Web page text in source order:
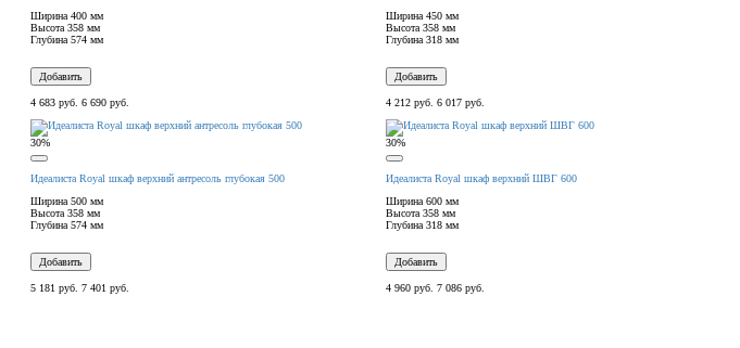
Ширина 400 мм
Высота 358 мм
Глубина 574 мм
Добавить
4 683 руб. 6 690 руб.
Ширина 450 мм
Высота 358 мм
Глубина 318 мм
Добавить
4 212 руб. 6 017 руб.
30%
Идеалиста Royal шкаф верхний антресоль глубокая 500
Ширина 500 мм
Высота 358 мм
Глубина 574 мм
Добавить
5 181 руб. 7 401 руб.
30%
Идеалиста Royal шкаф верхний ШВГ 600
Ширина 600 мм
Высота 358 мм
Глубина 318 мм
Добавить
4 960 руб. 7 086 руб.